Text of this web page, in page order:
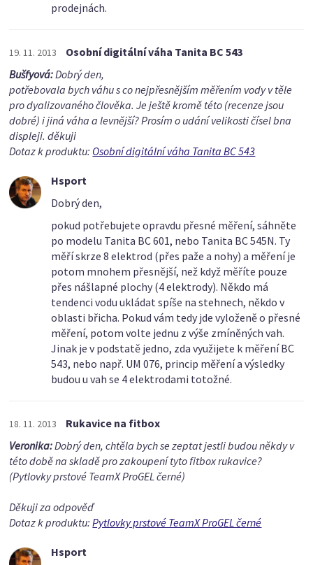
prodejnách.
19. 11. 2013
Osobní digitální váha Tanita BC 543
Bušfyová:Dobrý den,
potřebovala bych váhu s co nejpřesnějším měřením vody v těle
pro dyalizovaného člověka. Je ještě kromě této (recenze jsou
dobré) i jiná váha a levnější? Prosím o udání velikosti čísel bna
displeji. děkuji
Dotaz k produktu: Osobní digitální váha Tanita BC 543
Hsport
Dobrý den,
pokud potřebujete opravdu přesné měření, sáhněte
po modelu Tanita BC 601, nebo Tanita BC 545N. Ty
měří skrze 8 elektrod (přes paže a nohy) a měření je
potom mnohem přesnější, než když měříte pouze
přes nášlapné plochy (4 elektrody). Někdo má
tendenci vodu ukládat spíše na stehnech, někdo v
oblasti břicha. Pokud vám tedy jde vyloženě o přesné
měření, potom volte jednu z výše zmíněných vah.
Jinak je v podstatě jedno, zda využijete k měření BC
543, nebo např. UM 076, princip měření a výsledky
budou u vah se 4 elektrodami totožné.
18. 11. 2013
Rukavice na fitbox
Veronika:Dobrý den, chtěla bych se zeptat jestli budou někdy v
této době na skladě pro zakoupení tyto fitbox rukavice?
(Pytlovky prstové TeamX ProGEL černé)
Děkuji za odpověď
Dotaz k produktu:Pytlovky prstové TeamX ProGEL černé
Hsport